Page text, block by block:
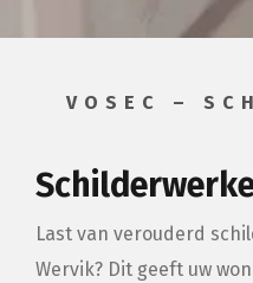
VOSEC –
Last van verouderd
Wervik? Dit geeft uw